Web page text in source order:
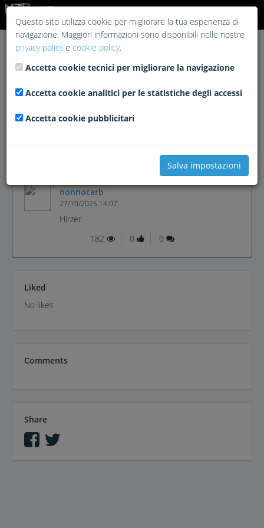
nonnocarb
27/10/2025 14:07
Hirzer
182
0 0
Liked
No likes
Comments
Share
Questo sito utilizza cookie per migliorare la tua esperienza di
navigazione. Maggiori informazioni sono disponibili nelle nostre
privacy policye cookie policy.
Accetta cookie tecnici per migliorare la navigazione
Accetta cookie analitici per le statistiche degli accessi
Accetta cookie pubblicitari
Salva impostazioni